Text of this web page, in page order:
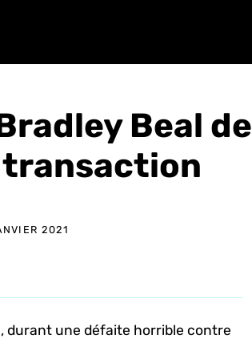
Beal de
transaction
2021
durant une défaite horrible contre